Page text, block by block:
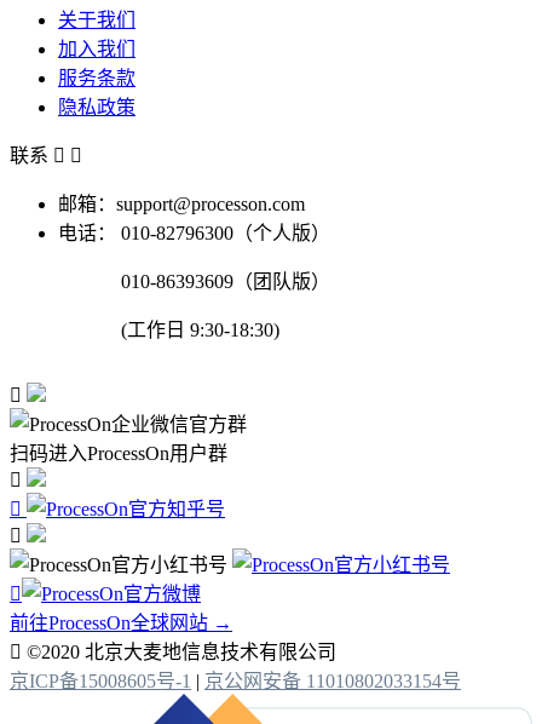
关于我们
加入我们
服务条款
隐私政策
联系  
邮箱：support@processon.com
电话：
010-82796300（个人版）
010-86393609（团队版）
(工作日 9:30-18:30)

扫码进入ProcessOn用户群




前往ProcessOn全球网站 →
 ©2020 北京大麦地信息技术有限公司
京ICP备15008605号-1 | 京公网安备 11010802033154号